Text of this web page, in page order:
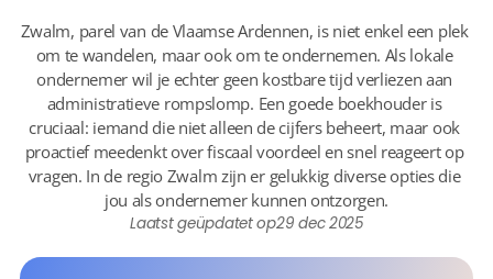
Zwalm, parel van de Vlaamse Ardennen, is niet enkel een plek
om te wandelen, maar ook om te ondernemen. Als lokale
ondernemer wil je echter geen kostbare tijd verliezen aan
administratieve rompslomp. Een goede boekhouder is
cruciaal: iemand die niet alleen de cijfers beheert, maar ook
proactief meedenkt over fiscaal voordeel en snel reageert op
vragen. In de regio Zwalm zijn er gelukkig diverse opties die
jou als ondernemer kunnen ontzorgen.
Laatst geüpdatet op29 dec 2025